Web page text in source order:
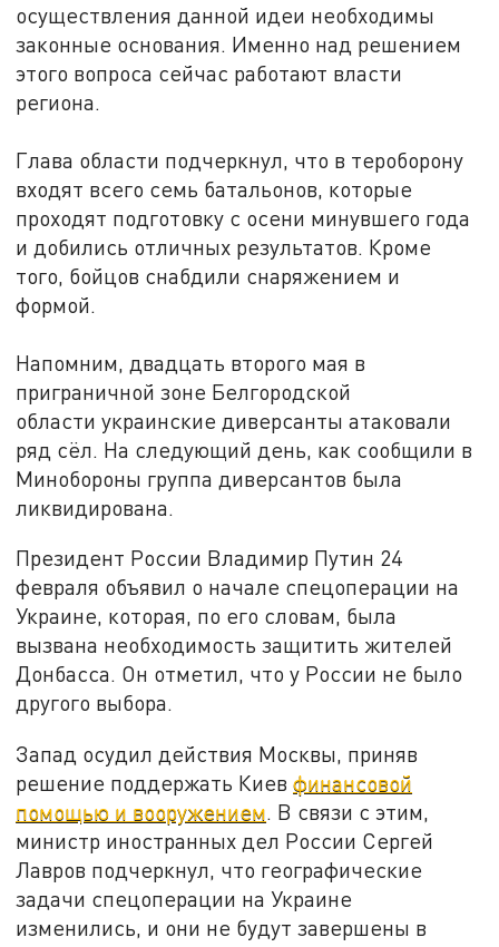
осуществления данной идеи необходимы
законные основания. Именно над решением
этого вопроса сейчас работают власти
региона.
Глава области подчеркнул, что в тероборону
входят всего семь батальонов, которые
проходят подготовку с осени минувшего года
и добились отличных результатов. Кроме
того, бойцов снабдили снаряжением и
формой.
Напомним, двадцать второго мая в
приграничной зоне Белгородской
области украинские диверсанты атаковали
ряд сёл. На следующий день, как сообщили в
Минобороны группа диверсантов была
ликвидирована.
Президент России Владимир Путин 24
февраля объявил о начале спецоперации на
Украине, которая, по его словам, была
вызвана необходимость защитить жителей
Донбасса. Он отметил, что у России не было
другого выбора.
Запад осудил действия Москвы, приняв
решение поддержать Киевфинансовой
помощью и вооружением. В связи с этим,
министр иностранных дел России Сергей
Лавров подчеркнул, что географические
задачи спецоперации на Украине
изменились, и они не будут завершены в